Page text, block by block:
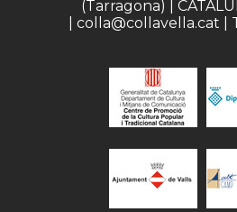
(Tarragona) |
| colla@collavella.cat |